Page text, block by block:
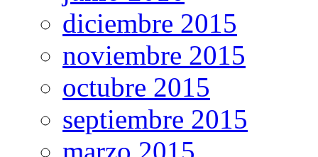
diciembre 2015
noviembre 2015
octubre 2015
septiembre 2015